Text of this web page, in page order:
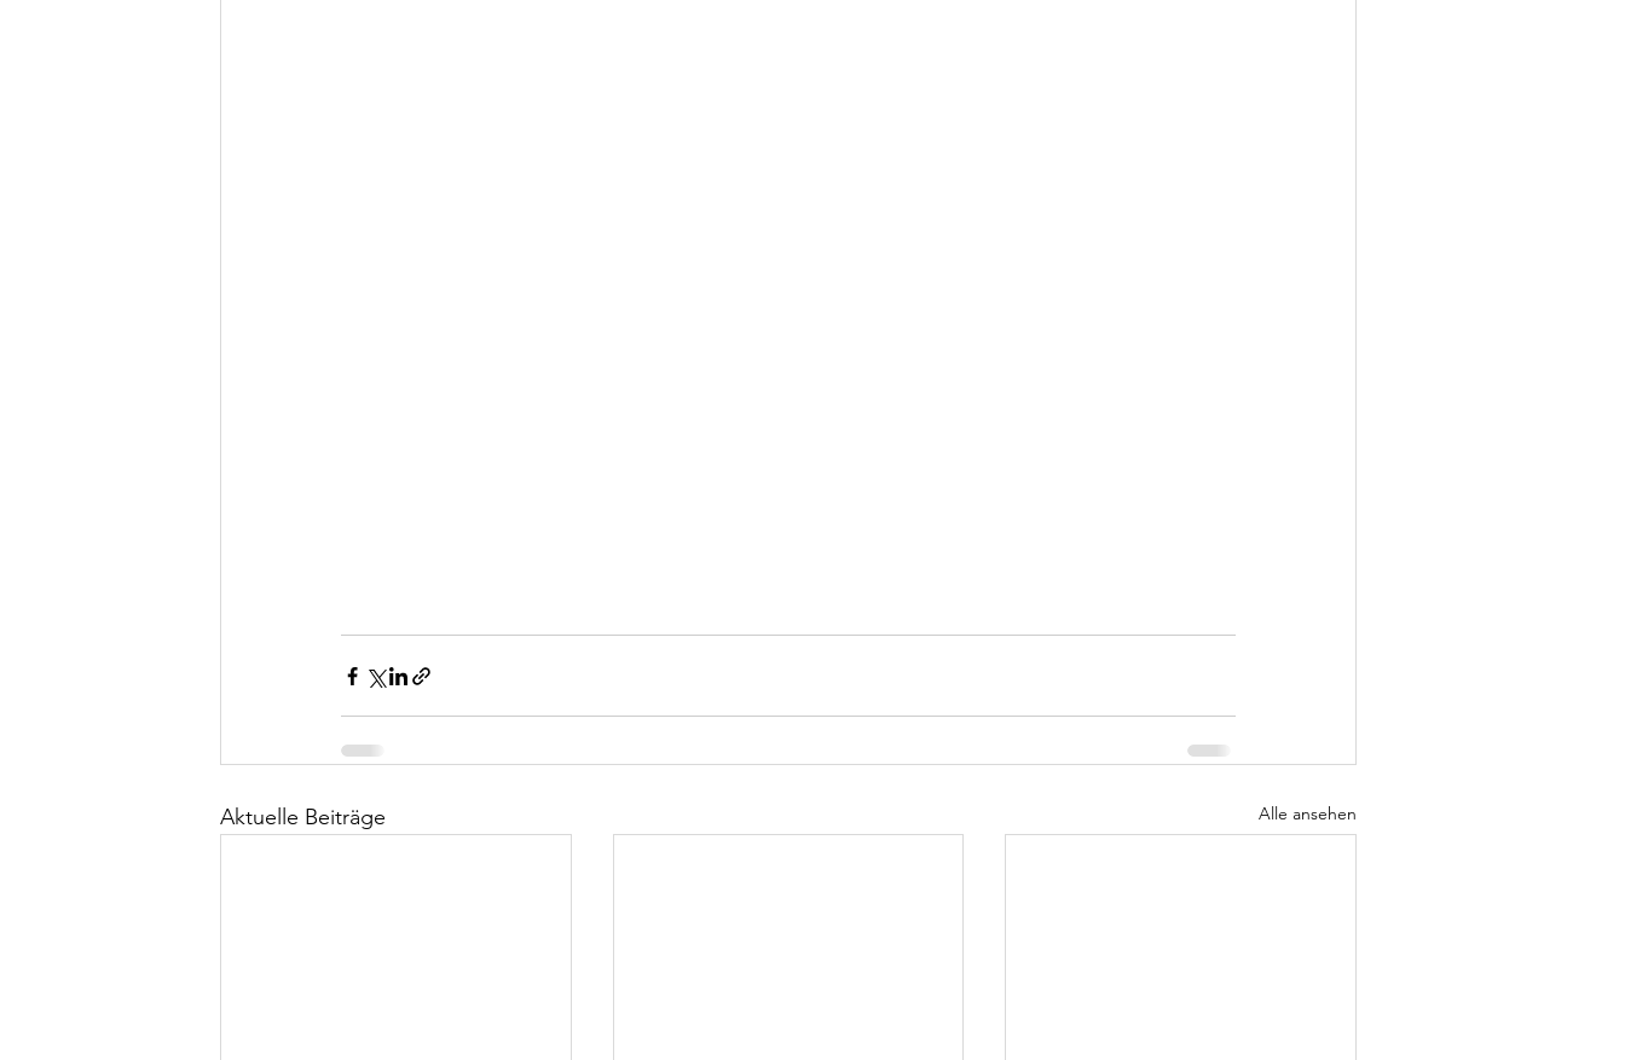
Aktuelle Beiträge Alle ansehen